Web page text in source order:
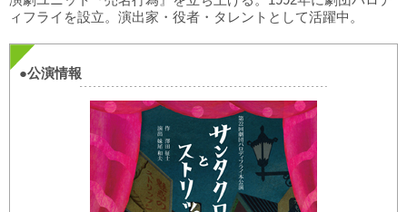
ィフライを設立。演出家・役者・タレントとして活躍中。
●公演情報